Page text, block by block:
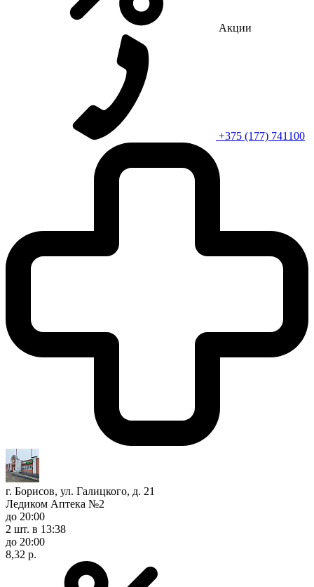
Акции
+375 (177) 741100
г. Борисов, ул. Галицкого, д. 21
Ледиком Аптека №2
до 20:00
2 шт. в 13:38
до 20:00
8,32 р.